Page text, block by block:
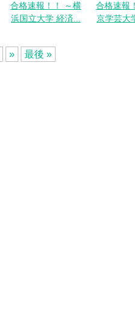
合格速報！！ ～横
浜国立大学 経済...
合格速報
京学芸大
» 最後 »